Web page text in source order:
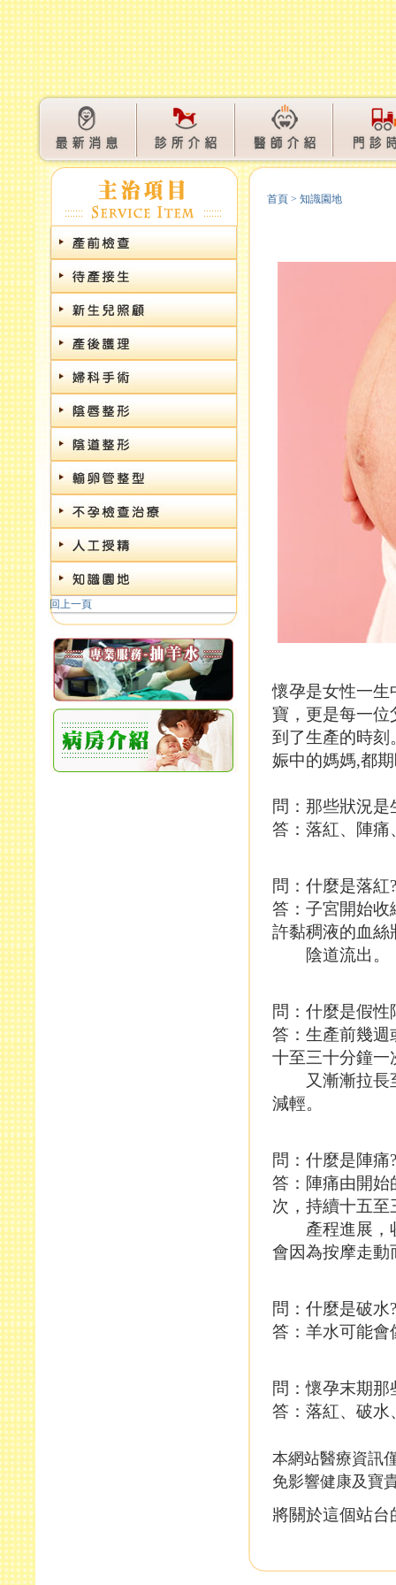
回上一頁
首頁 > 知識園地
懷孕是女性一生
寶，更是每一位
到了生產的時刻
娠中的媽媽,都
問：那些狀況是
答：落紅、陣痛
問：什麼是落紅?
答：子宮開始收
許黏稠液的血絲
陰道流出。
問：什麼是假性
答：生產前幾週
十至三十分鐘一
又漸漸拉長至
減輕。
問：什麼是陣痛?
答：陣痛由開始
次，持續十五至
產程進展，收
會因為按摩走動
問：什麼是破水?
答：羊水可能會
問：懷孕末期那
答：落紅、破水
本網站醫療資訊
免影響健康及寶
將關於這個站